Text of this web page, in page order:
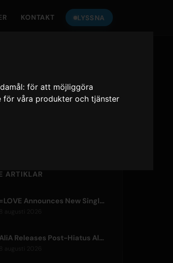
för att möjliggöra
våra produkter och tjänster
KONTAKT LYSSNA
ARTIKLAR
=LOVE Announces New Single 'Koi, Hajimemashita.' and Tokyo Dome Concerts
augusti 2026
AliA Releases Post-Hiatus Album 'mate', Announces Tokyo Live